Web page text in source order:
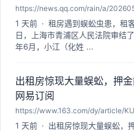
https://news.qq.com/rain/a/
1 天前 · 租房遇到蜈蚣虫患，租
日，上海市青浦区人民法院审结
年6月，小江（化姓 ...
出租房惊现大量蜈蚣，押
网易订阅
https://www.163.com/dy/article/
1 天前 · 出租房惊现大量蜈蚣，